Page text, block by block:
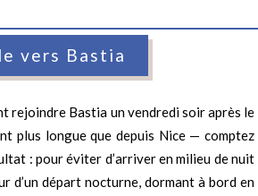
vers Bastia
rejoindre Bastia un vendredi soir après le
plus longue que depuis Nice — comptez
: pour éviter d’arriver en milieu de nuit
départ nocturne, dormant à bord en